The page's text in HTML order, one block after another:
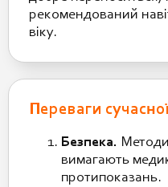
рекомендований
віку.
Переваги сучасної
Безпека.
вимагають
протипоказань.